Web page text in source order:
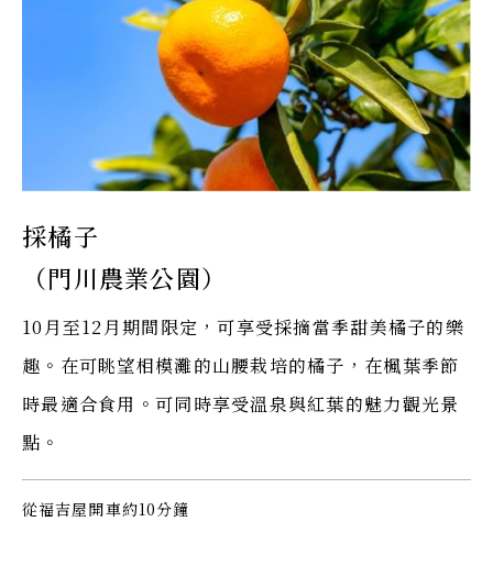
採橘子
（門川農業公園）
10月至12月期間限定，可享受採摘當季甜美橘子的樂
趣。在可眺望相模灘的山腰栽培的橘子，在楓葉季節
時最適合食用。可同時享受溫泉與紅葉的魅力觀光景
點。
從福吉屋開車約10分鐘